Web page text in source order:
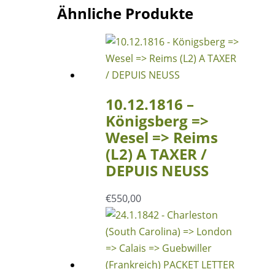
=>
(Frankreich)
Ähnliche Produkte
10.12.1816 –
Königsberg =>
Wesel => Reims
(L2) A TAXER /
DEPUIS NEUSS
€550,00